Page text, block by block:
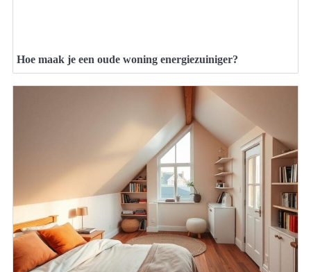
Hoe maak je een oude woning energiezuiniger?